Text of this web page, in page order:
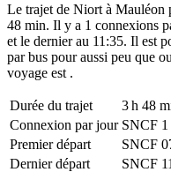
Le trajet de Niort à Mauléon
48 min. Il y a 1 connexions
et le dernier au 11:35. Il est
par bus pour aussi peu que
voyage est .
Durée du trajet
3 h 48
Connexion par jour SNCF 1
Premier départ
SNCF
Dernier départ
SNCF